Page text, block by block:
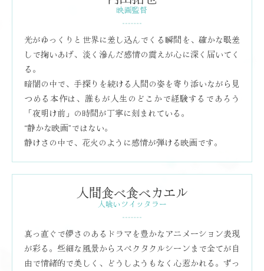
映画監督
光がゆっくりと世界に差し込んでくる瞬間を、確かな眼差
しで掬いあげ、淡く滲んだ感情の震えが心に深く届いてく
る。
暗闇の中で、手探りを続ける人間の姿を寄り添いながら見
つめる本作は、誰もが人生のどこかで経験するであろう
「夜明け前」の時間が丁寧に刻まれている。
“静かな映画”ではない。
静けさの中で、花火のように感情が弾ける映画です。
人間食べ食べカエル
人喰いツイッタラー
真っ直ぐで儚さのあるドラマを豊かなアニメーション表現
が彩る。些細な風景からスペクタクルシーンまで全てが自
由で情緒的で美しく、どうしようもなく心惹かれる。ずっ